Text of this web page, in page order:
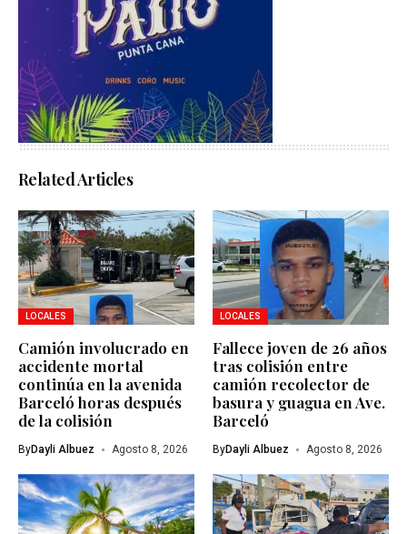
Related Articles
LOCALES
Camión involucrado en
accidente mortal
continúa en la avenida
Barceló horas después
de la colisión
ByDayli Albuez Agosto 8, 2026
LOCALES
Fallece joven de 26 años
tras colisión entre
camión recolector de
basura y guagua en Ave.
Barceló
ByDayli Albuez Agosto 8, 2026